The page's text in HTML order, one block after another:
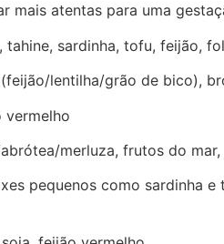
mais atentas para uma
sardinha, tofu, feijão,
lentilha/grão de bico),
vermelho
merluza, frutos do
pequenos como sardinha